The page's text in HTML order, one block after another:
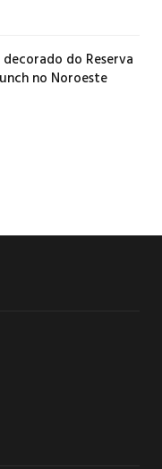
do Reserva
no Noroeste